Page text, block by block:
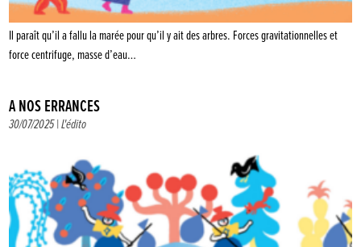
Il paraît qu’il a fallu la marée pour qu’il y ait des arbres. Forces gravitationnelles et
force centrifuge, masse d’eau…
À NOS ERRANCES
30/07/2025 |L'édito